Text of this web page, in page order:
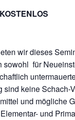
KOSTENLOS
wir dieses
sowohl für
keine
und mögliche
und